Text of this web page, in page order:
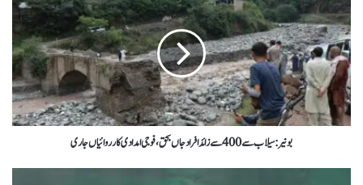
بونیر : سیلاب سے 400 سے زائد افراد جاں بحق، فوجی امدادی کارروائیاں جاری